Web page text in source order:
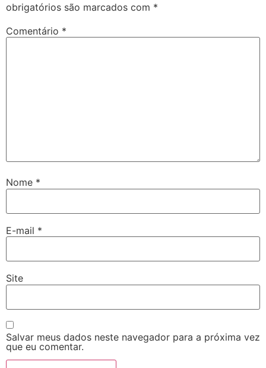
obrigatórios são marcados com *
Comentário *
Nome *
E-mail *
Site
Salvar meus dados neste navegador para a próxima vez
que eu comentar.